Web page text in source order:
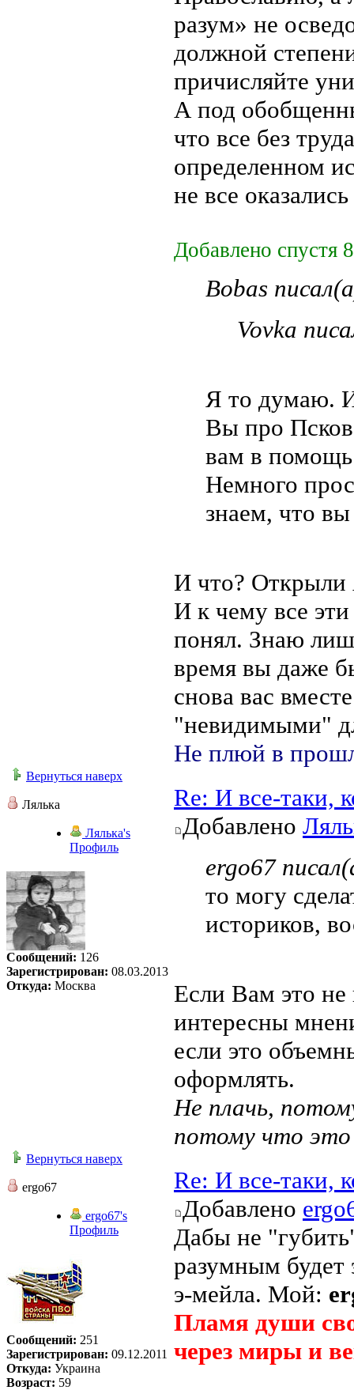
разум» не
должной
причисляйте
А под
что все без
определенном
не все
Добавлено спустя
Bobas
Vovka
Я то думаю.
Вы про
вам в
Немного
знаем, что
И что?
И к чему все
понял. Знаю
время вы даже
снова вас
"невидимыми"
Не плюй в
Вернуться наверх
Лялька
Лялька's
Профиль
Сообщений: 126
Зарегистрирован: 08.03.2013
Откуда: Москва
Re: И все-таки,
Добавлено
ergo67
то могу
историков,
Если Вам это не
интересны
если это
оформлять.
Не плачь,
потому что
Вернуться наверх
ergo67
ergo67's
Профиль
Сообщений: 251
Зарегистрирован: 09.12.2011
Откуда: Украина
Возраст: 59
Re: И все-таки,
Добавлено
Дабы не
разумным будет
э-мейла. Мой:
Пламя души
через миры и